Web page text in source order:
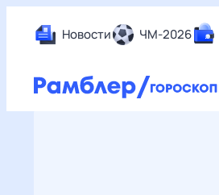
Новости ЧМ-2026